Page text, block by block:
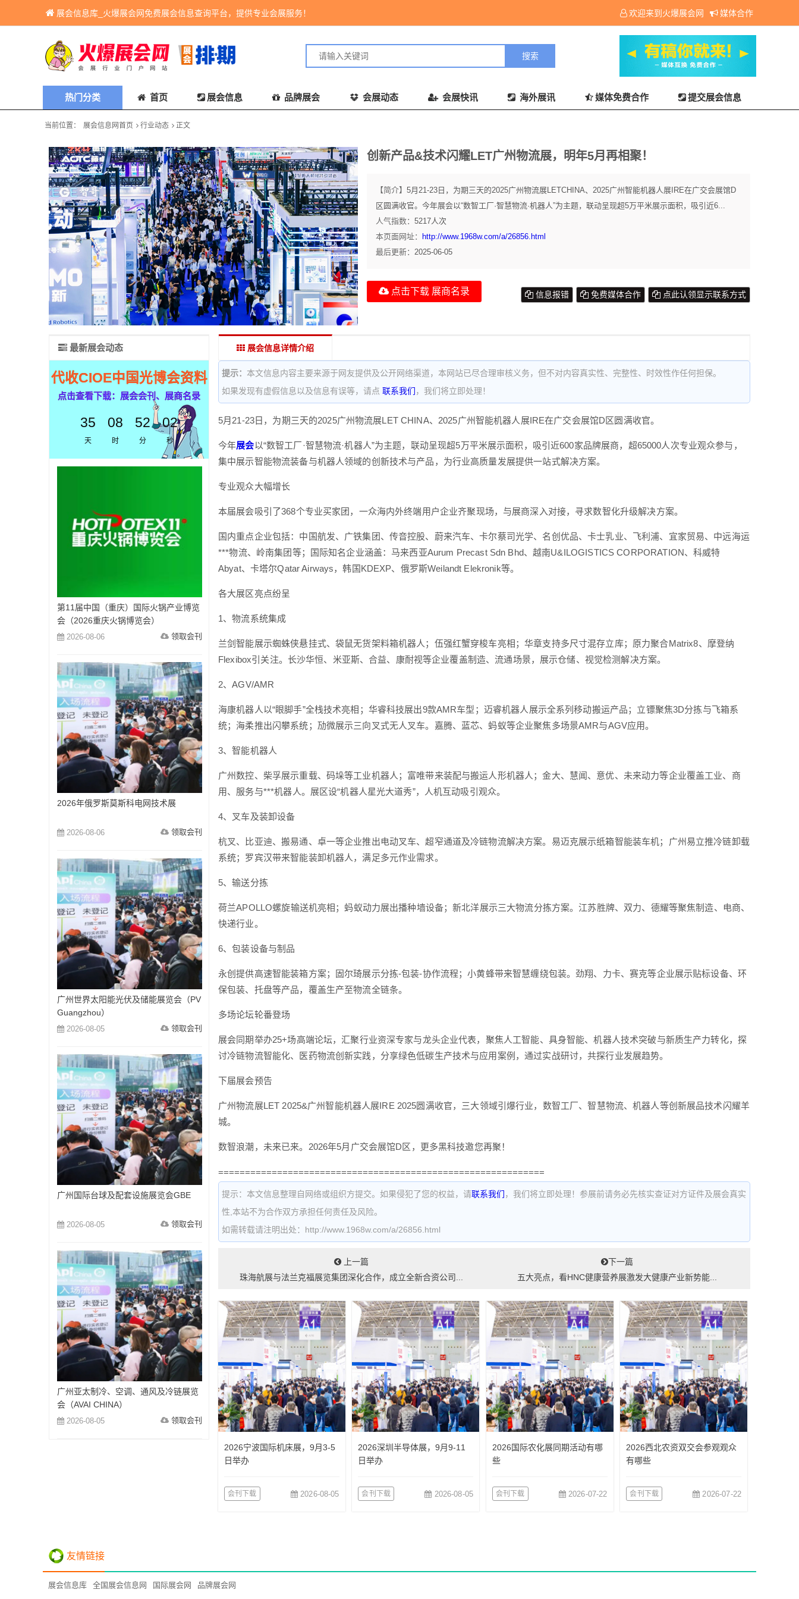
展会信息库_火爆展会网免费展会信息查询平台，提供专业会展服务！ 欢迎来到火爆展会网 媒体合作
热门分类 首页 展会信息 品牌展会 会展动态 会展快讯 海外展讯 媒体免费合作 提交展会信息
当前位置： 展会信息网首页 行业动态 正文
创新产品&技术闪耀LET广州物流展，明年5月再相聚！
【简介】 5月21-23日，为期三天的2025广州物流展LETCHINA、2025广州智能机器人展IRE在广交会展馆D
区圆满收官。今年展会以“数智工厂·智慧物流·机器人”为主题，联动呈现超5万平米展示面积，吸引近6...
人气指数： 5217人次
本页面网址：
http://www.1968w.com/a/26856.html
最后更新： 2025-06-05
点击下载 展商名录 点此认领显示联系方式
免费媒体合作
信息报错
展会信息详情介绍
提示： 本文信息内容主要来源于网友提供及公开网络渠道，本网站已尽合理审核义务，但不对内容真实性、完整性、时效性作任何担保。
如果发现有虚假信息以及信息有误等，请点 联系我们 ，我们将立即处理！
5月21-23日，为期三天的2025广州物流展LET CHINA、2025广州智能机器人展IRE在广交会展馆D区圆满收官。
今年展会以“数智工厂·智慧物流·机器人”为主题，联动呈现超5万平米展示面积，吸引近600家品牌展商，超65000人次专业观众参与，
集中展示智能物流装备与机器人领域的创新技术与产品，为行业高质量发展提供一站式解决方案。
专业观众大幅增长
本届展会吸引了368个专业买家团， 一众海内外终端用户企业齐聚现场，与展商深入对接，寻求数智化升级解决方案。
国内重点企业包括：中国航发、广铁集团、传音控股、蔚来汽车、卡尔蔡司光学、名创优品、卡士乳业、飞利浦、宜家贸易、中远海运
***物流、岭南集团等；国际知名企业涵盖：马来西亚Aurum Precast Sdn Bhd、越南U&ILOGISTICS CORPORATION、科威特
Abyat、卡塔尔Qatar Airways，韩国KDEXP、俄罗斯Weilandt Elekronik等。
各大展区亮点纷呈
1、物流系统集成
兰剑智能展示蜘蛛侠悬挂式、袋鼠无货架料箱机器人；伍强红蟹穿梭车亮相；华章支持多尺寸混存立库；原力聚合Matrix8、摩登纳
Flexibox引关注。长沙华恒、米亚斯、合益、康耐视等企业覆盖制造、流通场景，展示仓储、视觉检测解决方案。
2、AGV/AMR
海康机器人以“眼脚手”全栈技术亮相；华睿科技展出9款AMR车型；迈睿机器人展示全系列移动搬运产品；立镖聚焦3D分拣与飞箱系
统；海柔推出闪攀系统；劢微展示三向叉式无人叉车。嘉腾、蓝芯、蚂蚁等企业聚焦多场景AMR与AGV应用。
3、智能机器人
广州数控、柴孚展示重载、码垛等工业机器人；富唯带来装配与搬运人形机器人；金大、慧闻、意优、未来动力等企业覆盖工业、商
用、服务与***机器人。展区设“机器人星光大道秀”，人机互动吸引观众。
4、叉车及装卸设备
杭叉、比亚迪、搬易通、卓一等企业推出电动叉车、超窄通道及冷链物流解决方案。易迈克展示纸箱智能装车机；广州易立推冷链卸载
系统；罗宾汉带来智能装卸机器人，满足多元作业需求。
5、输送分拣
荷兰APOLLO螺旋输送机亮相；蚂蚁动力展出播种墙设备；新北洋展示三大物流分拣方案。江苏胜牌、双力、德耀等聚焦制造、电商、
快递行业。
6、包装设备与制品
永创提供高速智能装箱方案；固尔琦展示分拣-包装-协作流程；小黄蜂带来智慧缠绕包装。劲翔、力卡、赛克等企业展示贴标设备、环
保包装、托盘等产品，覆盖生产至物流全链条。
多场论坛轮番登场
展会同期举办25+场高端论坛，汇聚行业资深专家与龙头企业代表，聚焦人工智能、具身智能、机器人技术突破与新质生产力转化，探
讨冷链物流智能化、医药物流创新实践，分享绿色低碳生产技术与应用案例，通过实战研讨，共探行业发展趋势。
下届展会预告
广州物流展LET 2025&广州智能机器人展IRE 2025圆满收官，三大领域引爆行业，数智工厂、智慧物流、机器人等创新展品技术闪耀羊
城。
数智浪潮，未来已来。2026年5月广交会展馆D区，更多黑科技邀您再聚！
=============================================================
提示：本文信息整理自网络或组织方提交。如果侵犯了您的权益，请联系我们 ，我们将立即处理！参展前请务必先核实查证对方证件及展会真实
性,本站不为合作双方承担任何责任及风险。
如需转载请注明出处：http://www.1968w.com/a/26856.html
上一篇
珠海航展与法兰克福展览集团深化合作，成立全新合资公司...
下一篇
五大亮点，看HNC健康营养展激发大健康产业新势能...
2026宁波国际机床展，9月3-5
日举办
会刊下载 2026-08-05
2026深圳半导体展，9月9-11
日举办
会刊下载 2026-08-05
2026国际农化展同期活动有哪
些
会刊下载 2026-07-22
2026西北农资双交会参观观众
有哪些
会刊下载 2026-07-22
最新展会动态
代收CIOE中国光博会资料
点击查看下载：展会会刊、展商名录
35
天
08
时
52
分
01
秒
第11届中国（重庆）国际火锅产业博览
会（2026重庆火锅博览会）
2026-08-06 领取会刊
2026年俄罗斯莫斯科电网技术展
2026-08-06 领取会刊
广州世界太阳能光伏及储能展览会（PV
Guangzhou）
2026-08-05 领取会刊
广州国际台球及配套设施展览会GBE
2026-08-05 领取会刊
广州亚太制冷、空调、通风及冷链展览
会（AVAI CHINA）
2026-08-05 领取会刊
友情链接
展会信息库 全国展会信息网 国际展会网 品牌展会网